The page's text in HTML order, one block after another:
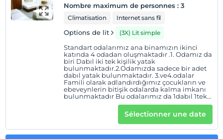
Nombre maximum de personnes : 3
Climatisation Internet sans fil
Options de lit (3X) Lit simple
Standart odalarımız ana binamızın ikinci
katında 4 odadan oluşmaktadır .1. Odamız da
biri Dabıl iki tek kişilik yatak
bulunmaktadır.2.Odamızda sadece bir adet
dabıl yatak bulunmaktadır. 3.ve4.odalar
Famili olarak adlandırdığımız çocukların ve
ebeveynlerin bitişik odalarda kalma imkanı
bulunmaktadır Bu odalarımız da 1dabıl 1tek
diğerinde üç tek kişilik yatak bulunmaktadır.
Geniş (30m2) balkon dan bahçe ve dağ
manzarasını seyredebilirsiniz.Sélectionner une date